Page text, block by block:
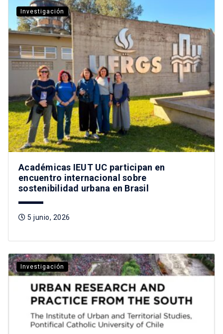
Investigación
Académicas IEUT UC participan en
encuentro internacional sobre
sostenibilidad urbana en Brasil
5 junio, 2026
Investigación